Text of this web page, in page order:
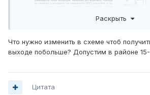
Раскрыть
Что нужно изменить в схеме чтоб
выходе побольше? Допустим в районе 15-
Цитата